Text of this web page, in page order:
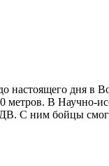
настоящего дня в
В Научно-
С ним бойцы